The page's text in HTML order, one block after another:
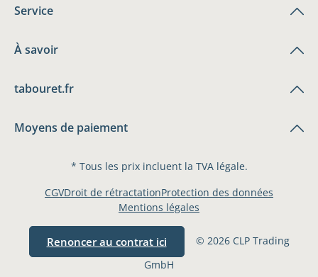
Service
À savoir
tabouret.fr
Moyens de paiement
* Tous les prix incluent la TVA légale.
Renoncer au contrat ici
© 2026 CLP Trading
GmbH
CGVDroit de rétractationProtection des données
Mentions légales